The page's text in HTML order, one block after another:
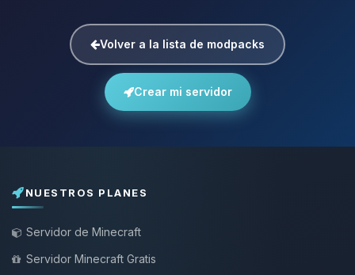
Volver a la lista de modpacks
Crear mi servidor
NUESTROS PLANES
Servidor de Minecraft
Servidor Minecraft Gratis